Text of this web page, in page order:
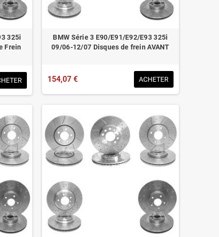
325i
Frein
BMW Série 3 E90/E91/E92/E93 325i
09/06-12/07 Disques de frein AVANT
154,07 € ACHETER